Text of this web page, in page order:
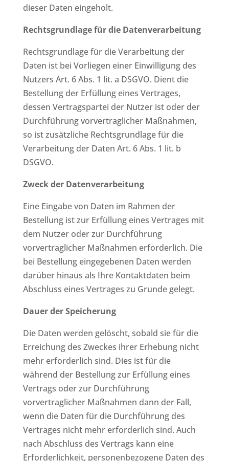
dieser Daten eingeholt.
Rechtsgrundlage für die Datenverarbeitung
Rechtsgrundlage für die Verarbeitung der
Daten ist bei Vorliegen einer Einwilligung des
Nutzers Art. 6 Abs. 1 lit. a DSGVO. Dient die
Bestellung der Erfüllung eines Vertrages,
dessen Vertragspartei der Nutzer ist oder der
Durchführung vorvertraglicher Maßnahmen,
so ist zusätzliche Rechtsgrundlage für die
Verarbeitung der Daten Art. 6 Abs. 1 lit. b
DSGVO.
Zweck der Datenverarbeitung
Eine Eingabe von Daten im Rahmen der
Bestellung ist zur Erfüllung eines Vertrages mit
dem Nutzer oder zur Durchführung
vorvertraglicher Maßnahmen erforderlich. Die
bei Bestellung eingegebenen Daten werden
darüber hinaus als Ihre Kontaktdaten beim
Abschluss eines Vertrages zu Grunde gelegt.
Dauer der Speicherung
Die Daten werden gelöscht, sobald sie für die
Erreichung des Zweckes ihrer Erhebung nicht
mehr erforderlich sind. Dies ist für die
während der Bestellung zur Erfüllung eines
Vertrags oder zur Durchführung
vorvertraglicher Maßnahmen dann der Fall,
wenn die Daten für die Durchführung des
Vertrages nicht mehr erforderlich sind. Auch
nach Abschluss des Vertrags kann eine
Erforderlichkeit, personenbezogene Daten des